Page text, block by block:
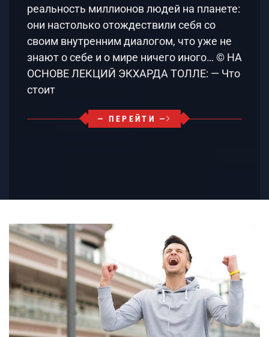
реальность миллионов людей на планете:
они настолько отождествили себя со
своим внутренним диалогом, что уже не
знают о себе и о мире ничего иного… © НА
ОСНОВЕ ЛЕКЦИЙ ЭКХАРДА ТОЛЛЕ: — Что
стоит
— ПЕРЕЙТИ —